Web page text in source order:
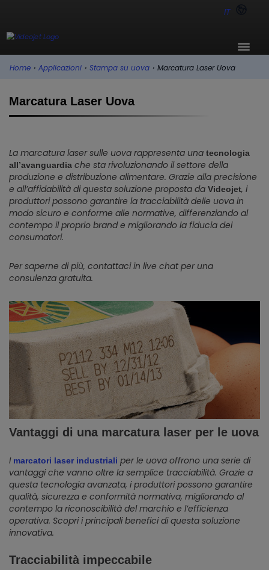
IT
Home › Applicazioni › Stampa su uova › Marcatura Laser Uova
Marcatura Laser Uova
La marcatura laser sulle uova rappresenta una tecnologia
all’avanguardia che sta rivoluzionando il settore della
produzione e distribuzione alimentare. Grazie alla precisione
e all’affidabilità di questa soluzione proposta da Videojet, i
produttori possono garantire la tracciabilità delle uova in
modo sicuro e conforme alle normative, differenziando al
contempo il proprio brand e migliorando la fiducia dei
consumatori.
Per saperne di più, contattaci in live chat per una
consulenza gratuita.
Vantaggi di una marcatura laser per le uova
I marcatori laser industriali per le uova offrono una serie di
vantaggi che vanno oltre la semplice tracciabilità. Grazie a
questa tecnologia avanzata, i produttori possono garantire
qualità, sicurezza e conformità normativa, migliorando al
contempo la riconoscibilità del marchio e l’efficienza
operativa. Scopri i principali benefici di questa soluzione
innovativa.
Tracciabilità impeccabile